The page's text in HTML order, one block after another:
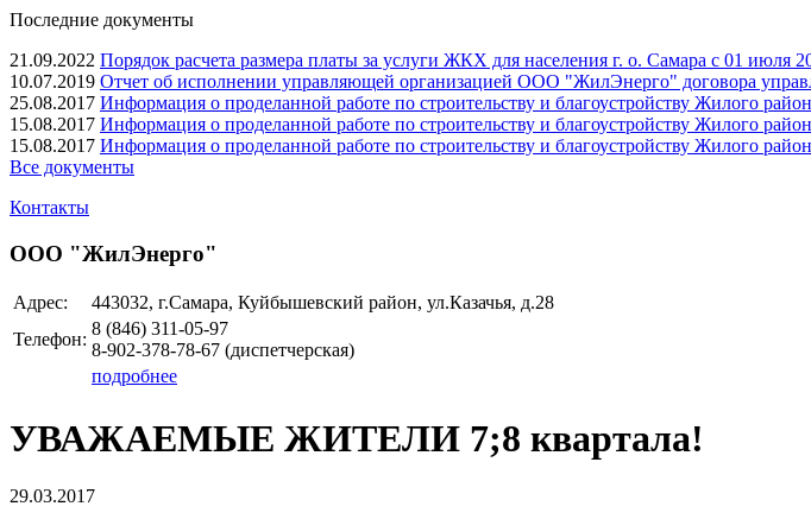
Последние документы
21.09.2022 Порядок расчета размера платы за услуги ЖКХ для населения г. о. Самара с 01 июля
10.07.2019 Отчет об исполнении управляющей организацией ООО "ЖилЭнерго" договора
25.08.2017 Информация о проделанной работе по строительству и благоустройству Жилого
15.08.2017 Информация о проделанной работе по строительству и благоустройству Жилого
15.08.2017 Информация о проделанной работе по строительству и благоустройству Жилого
Все документы
Контакты
ООО "ЖилЭнерго"
Адрес:
443032, г.Самара, Куйбышевский район, ул.Казачья, д.28
Телефон:
8 (846) 311-05-97
8-902-378-78-67 (диспетчерская)
подробнее
УВАЖАЕМЫЕ ЖИТЕЛИ 7;8 квартала!
29.03.2017